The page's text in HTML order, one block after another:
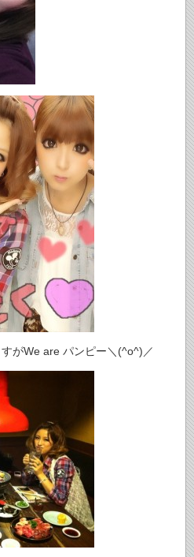
がWe are パンピー＼(^o^)／